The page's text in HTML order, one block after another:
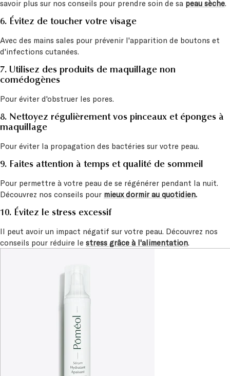
savoir plus sur nos conseils pour prendre soin de sa peau sèche.
6. Évitez de toucher votre visage
Avec des mains sales pour prévenir l'apparition de boutons et
d'infections cutanées.
7. Utilisez des produits de maquillage non
comédogènes
Pour éviter d'obstruer les pores.
8. Nettoyez régulièrement vos pinceaux et éponges à
maquillage
Pour éviter la propagation des bactéries sur votre peau.
9. Faites attention à temps et qualité de sommeil
Pour permettre à votre peau de se régénérer pendant la nuit.
Découvrez nos conseils pour mieux dormir au quotidien.
10. Évitez le stress excessif
Il peut avoir un impact négatif sur votre peau. Découvrez nos
conseils pour réduire le stress grâce à l'alimentation.